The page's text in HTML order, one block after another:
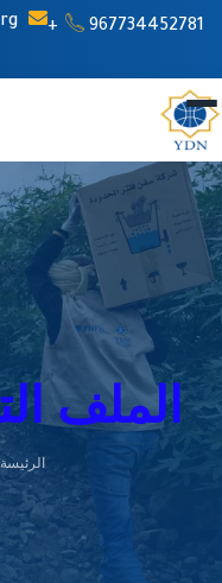
967734452781+
الملف
الرئيسة